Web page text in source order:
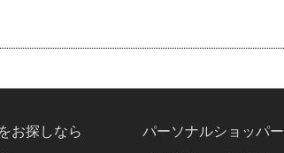
お探しなら パーソナルショッパー